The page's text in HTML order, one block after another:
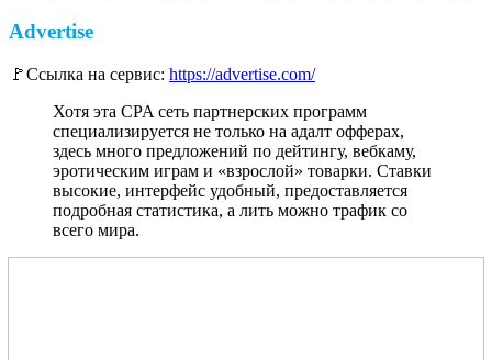
Advertise
🚩Ссылка на сервис: https://advertise.com/
Хотя эта CPA сеть партнерских программ
специализируется не только на адалт офферах,
здесь много предложений по дейтингу, вебкаму,
эротическим играм и «взрослой» товарки. Ставки
высокие, интерфейс удобный, предоставляется
подробная статистика, а лить можно трафик со
всего мира.